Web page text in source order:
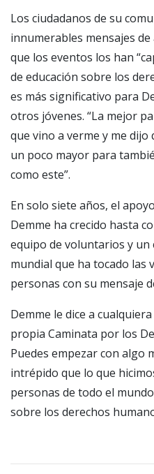
Los ciudadanos de su
innumerables mensajes
que los eventos los han
de educación sobre los
es más significativo para
otros jóvenes. “La mejor
que vino a verme y me
un poco mayor para
como este”.
En solo siete años, el
Demme ha crecido hasta
equipo de voluntarios y un
mundial que ha tocado las
personas con su mensaje
Demme le dice a
propia Caminata por los
Puedes empezar con algo
intrépido que lo que
personas de todo el
sobre los derechos